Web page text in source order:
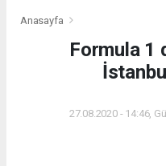
Anasayfa
Formula 1
27.08.2020 - 14:46,